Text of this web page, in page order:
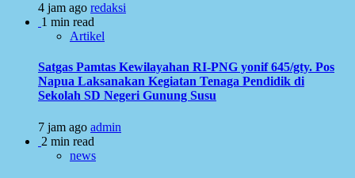
4 jam ago redaksi
1 min read
Artikel
Satgas Pamtas Kewilayahan RI-PNG yonif 645/gty. Pos
Napua Laksanakan Kegiatan Tenaga Pendidik di
Sekolah SD Negeri Gunung Susu
7 jam ago admin
2 min read
news